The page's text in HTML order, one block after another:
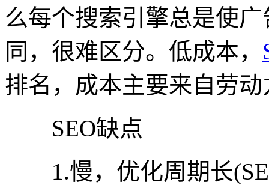
么每个搜索引擎总是使
同，很难区分。低成本，
排名，成本主要来自劳
SEO缺点
1.慢，优化周期长